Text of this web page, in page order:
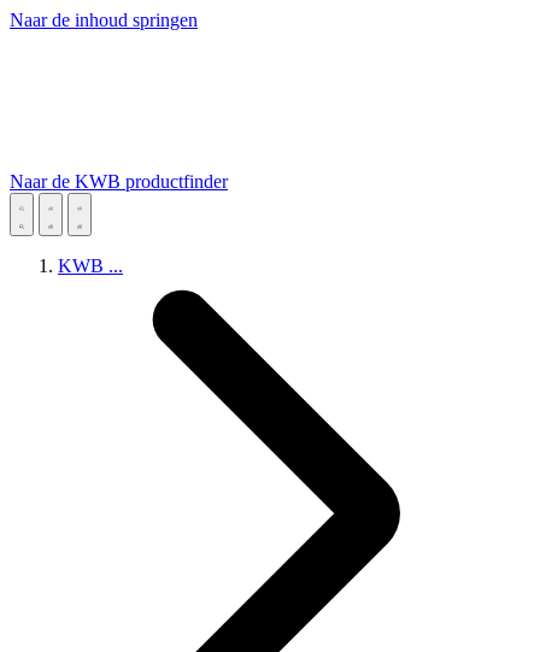
Naar de inhoud springen
Naar de KWB productfinder
KWB ...